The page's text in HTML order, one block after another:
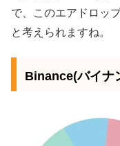
で、このエアドロッ
と考えられますね。
Binance(バイナ